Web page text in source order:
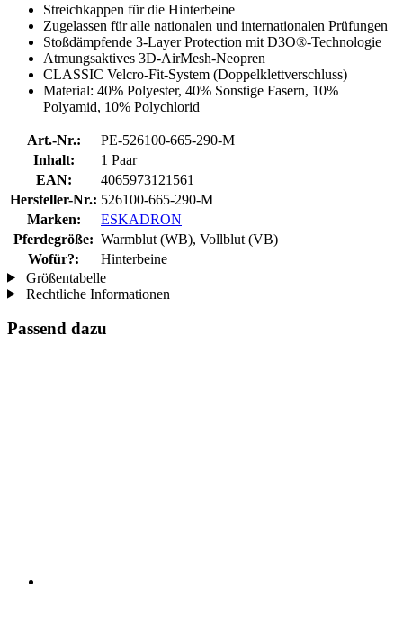
Streichkappen für die Hinterbeine
Zugelassen für alle nationalen und internationalen Prüfungen
Stoßdämpfende 3-Layer Protection mit D3O®-Technologie
Atmungsaktives 3D-AirMesh-Neopren
CLASSIC Velcro-Fit-System (Doppelklettverschluss)
Material: 40% Polyester, 40% Sonstige Fasern, 10%
Polyamid, 10% Polychlorid
Art.-Nr.:
PE-526100-665-290-M
Inhalt:
1 Paar
EAN:
4065973121561
Hersteller-Nr.: 526100-665-290-M
Marken:
ESKADRON
Pferdegröße: Warmblut (WB), Vollblut (VB)
Wofür?:
Hinterbeine
Größentabelle
Rechtliche Informationen
Passend dazu